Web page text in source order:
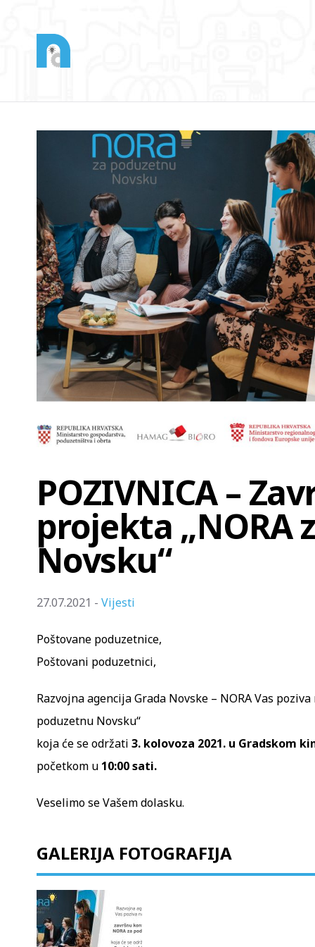
POZIVNICA –
projekta „NORA
Novsku“
27.07.2021 - Vijesti
Poštovane poduzetnice,
Poštovani poduzetnici,
Razvojna agencija Grada Novske – NORA Vas
poduzetnu Novsku“
koja će se održati 3. kolovoza 2021. u Gradskom
početkom u 10:00 sati.
Veselimo se Vašem dolasku.
GALERIJA FOTOGRAFIJA